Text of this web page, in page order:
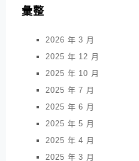
彙整
2026 年 3 月
2025 年 12 月
2025 年 10 月
2025 年 7 月
2025 年 6 月
2025 年 5 月
2025 年 4 月
2025 年 3 月